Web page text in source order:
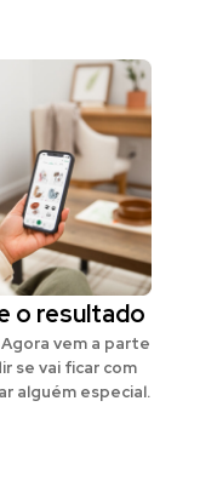
o resultado
vem a parte
se vai ficar com
alguém especial.